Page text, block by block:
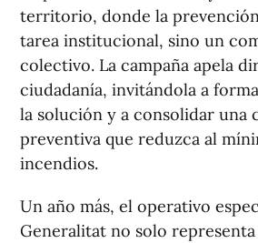
territorio, donde la
tarea institucional, sino un
colectivo. La campaña apela
ciudadanía, invitándola a
la solución y a consolidar una
preventiva que reduzca al
incendios.
Un año más, el operativo
Generalitat no solo